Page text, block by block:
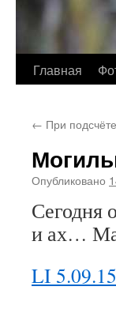
Перейти
содержимому
Главная
← При
Опубликовано
Сегодня
и ах…
LI 5.09.15